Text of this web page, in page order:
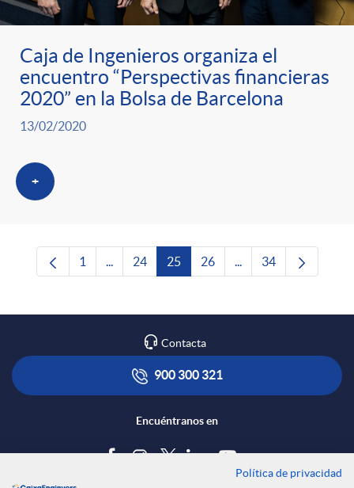
Caja de Ingenieros organiza el
encuentro “Perspectivas financieras
2020” en la Bolsa de Barcelona
13/02/2020
+
Página
1 ...Páginas intermedias Use TAB para
Página
24 Página
25 Página
26 ...Páginas intermedias
Página
34
Contacta
900 300 321
Encuéntranos en
Política de privacidad